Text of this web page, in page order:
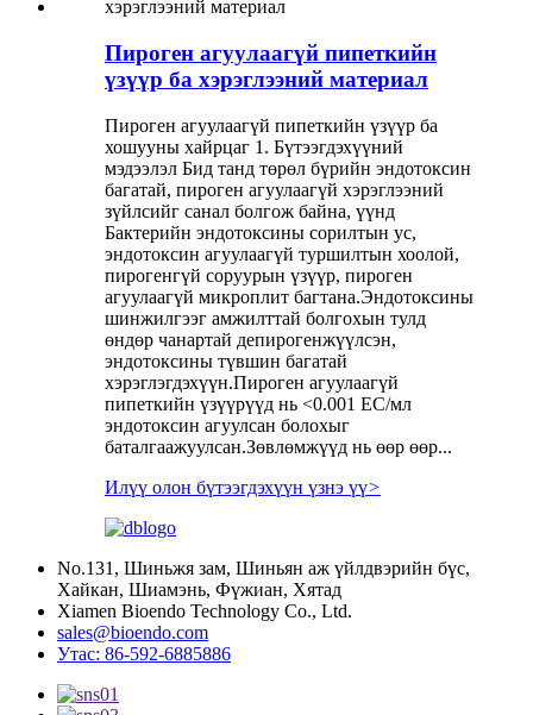
Пироген агуулаагүй пипеткийн
үзүүр ба хэрэглээний материал
Пироген агуулаагүй пипеткийн үзүүр ба
хошууны хайрцаг 1. Бүтээгдэхүүний
мэдээлэл Бид танд төрөл бүрийн эндотоксин
багатай, пироген агуулаагүй хэрэглээний
зүйлсийг санал болгож байна, үүнд
Бактерийн эндотоксины сорилтын ус,
эндотоксин агуулаагүй туршилтын хоолой,
пирогенгүй соруурын үзүүр, пироген
агуулаагүй микроплит багтана.Эндотоксины
шинжилгээг амжилттай болгохын тулд
өндөр чанартай депирогенжүүлсэн,
эндотоксины түвшин багатай
хэрэглэгдэхүүн.Пироген агуулаагүй
пипеткийн үзүүрүүд нь <0.001 ЕС/мл
эндотоксин агуулсан болохыг
баталгаажуулсан.Зөвлөмжүүд нь өөр өөр...
Илүү олон бүтээгдэхүүн үзнэ үү>
No.131, Шиньжя зам, Шиньян аж үйлдвэрийн бүс,
Хайкан, Шиамэнь, Фүжиан, Хятад
Xiamen Bioendo Technology Co., Ltd.
sales@bioendo.com
Утас: 86-592-6885886